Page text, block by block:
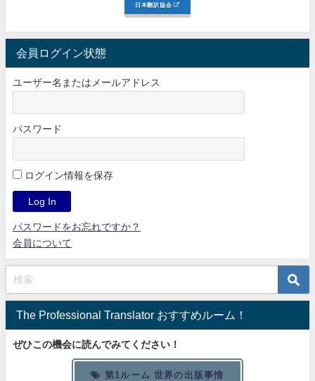
日本翻訳協会
会員ログイン状態
ユーザー名またはメールアドレス
パスワード
ログイン情報を保存
パスワードをお忘れですか？
会員について
The Professional Translator おすすめルーム！
ぜひこの機会に読んでみてください！
第1ルーム 世界の出版事情